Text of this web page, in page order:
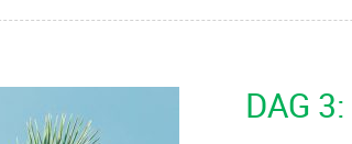
DAG 3: